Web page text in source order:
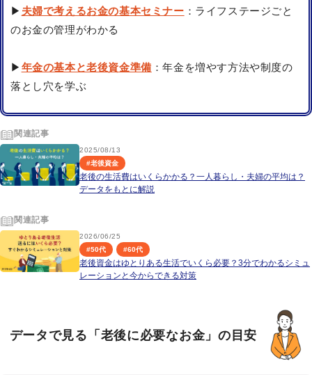
▶ 夫婦で考えるお金の基本セミナー ：ライフステージごと
のお金の管理がわかる
▶ 年金の基本と老後資金準備 ：年金を増やす方法や制度の
落とし穴を学ぶ
関連記事
2025/08/13
#老後資金
老後の生活費はいくらかかる？一人暮らし・夫婦の平均は？
データをもとに解説
関連記事
2026/06/25
#50代 #60代
老後資金はゆとりある生活でいくら必要？3分でわかるシミュ
レーションと今からできる対策
データで見る「老後に必要なお金」の目安